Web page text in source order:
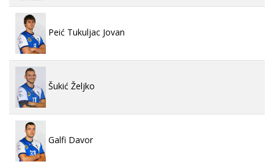
Peić Tukuljac Jovan
Šukić Željko
Galfi Davor